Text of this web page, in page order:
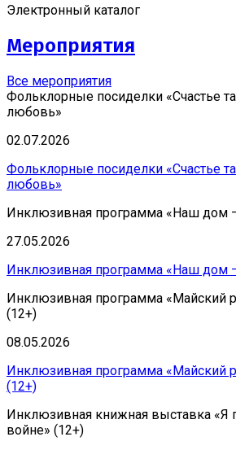
Электронный каталог
Мероприятия
Все мероприятия
Фольклорные посиделки «Счастье
любовь»
02.07.2026
Фольклорные посиделки «Счастье
любовь»
Инклюзивная программа «Наш дом
27.05.2026
Инклюзивная программа «Наш дом
Инклюзивная программа «Майский
(12+)
08.05.2026
Инклюзивная программа «Майский
(12+)
Инклюзивная книжная выставка «Я
войне» (12+)